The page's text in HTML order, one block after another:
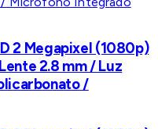
2 Megapixel (1080p)
2.8 mm / Luz
/